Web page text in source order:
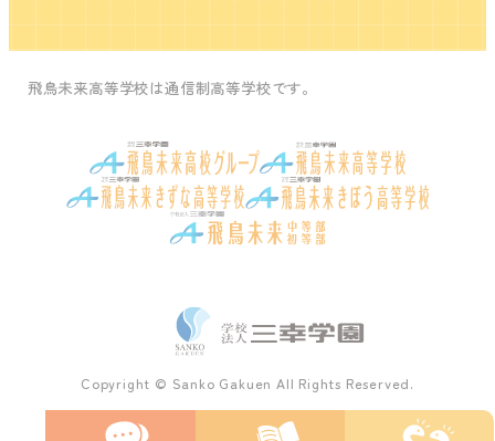
飛鳥未来高等学校は通信制高等学校です。
Copyright © Sanko Gakuen All Rights Reserved.